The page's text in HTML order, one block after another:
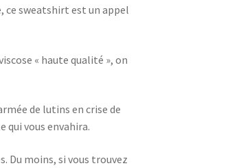
ce sweatshirt est un appel
« haute qualité », on
de lutins en crise de
vous envahira.
Du moins, si vous trouvez